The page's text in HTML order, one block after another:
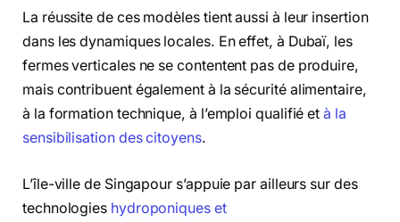
La réussite de ces modèles tient aussi à leur insertion
dans les dynamiques locales. En effet, à Dubaï, les
fermes verticales ne se contentent pas de produire,
mais contribuent également à la sécurité alimentaire,
à la formation technique, à l’emploi qualifié età la
sensibilisation des citoyens.
L’île-ville de Singapour s’appuie par ailleurs sur des
technologies hydroponiques et